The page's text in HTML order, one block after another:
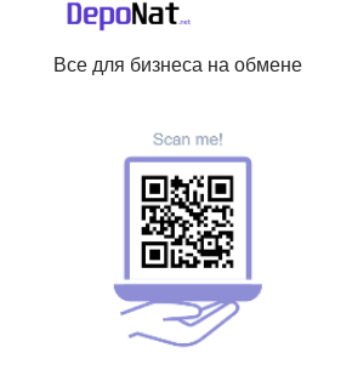
Все для бизнеса на обмене